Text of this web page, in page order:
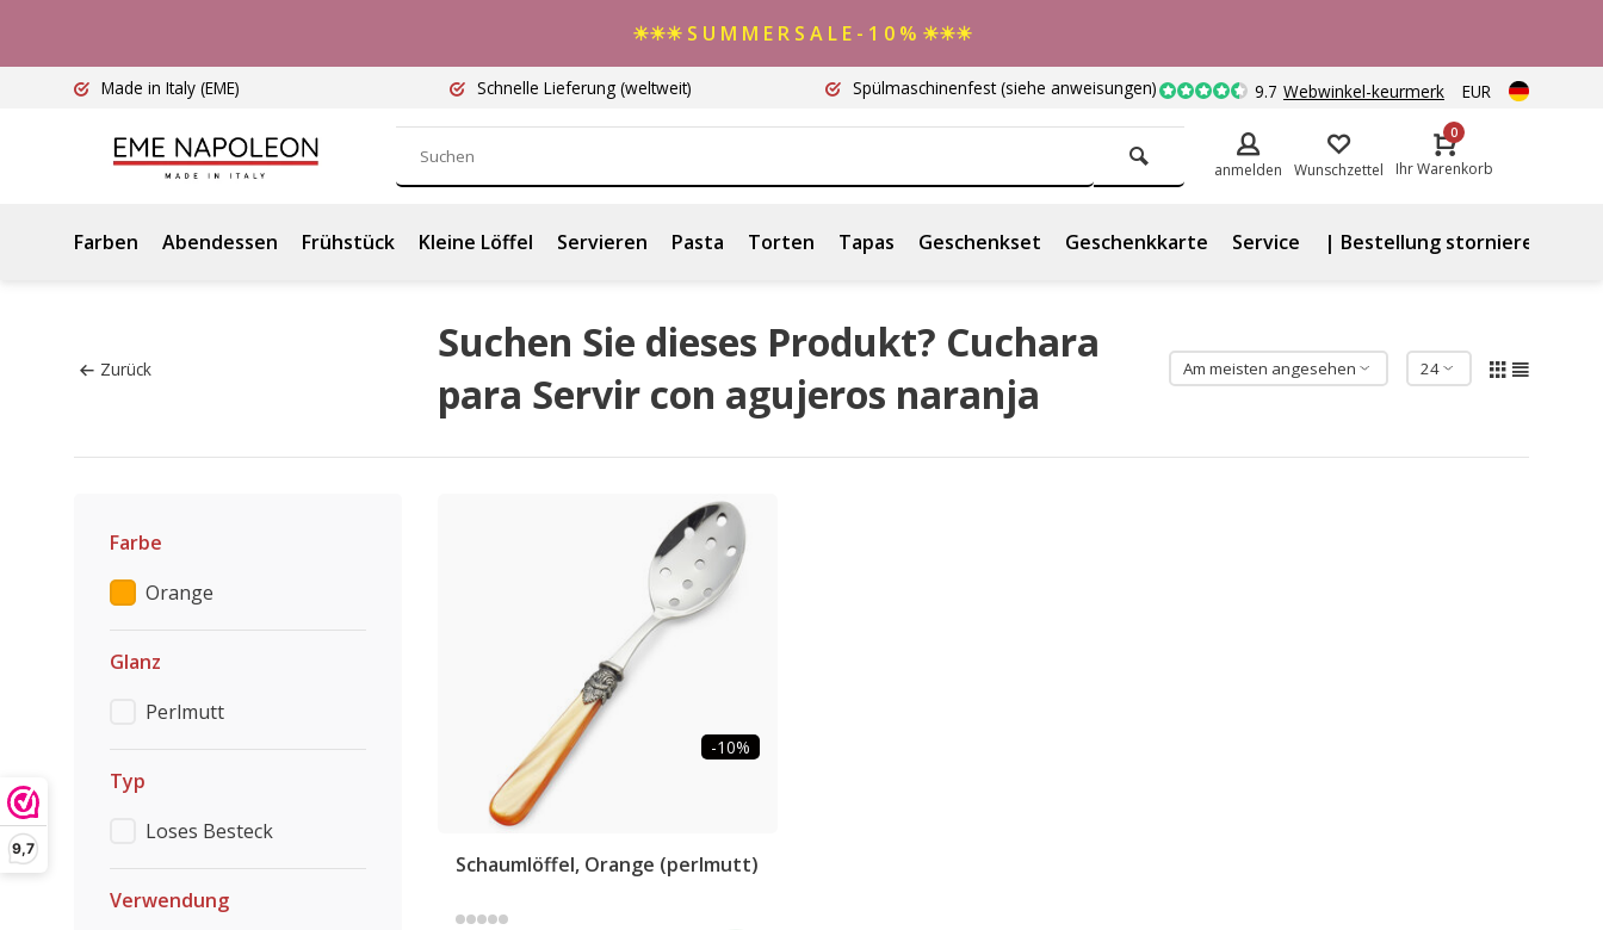
9,7
☀☀☀ S U M M E R S A L E - 1 0 % ☀☀☀
Made in Italy (EME) Schnelle Lieferung (weltweit) Spülmaschinenfest(siehe anweisungen) 9.7 Webwinkel-keurmerk EUR
anmelden Wunschzettel
0
Ihr Warenkorb
Farben Abendessen Frühstück Kleine Löffel Servieren Pasta Torten Tapas Geschenkset Geschenkkarte Service | Bestellung stornieren
Zurück
Suchen Sie dieses Produkt? Cuchara
para Servir con agujeros naranja
Farbe
Orange
Glanz
Perlmutt
Typ
Loses Besteck
Verwendung
-10%
Schaumlöffel, Orange (perlmutt)